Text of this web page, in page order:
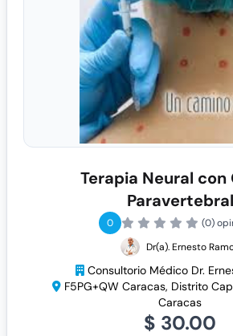
Terapia Neural con
Paravertebral
0
(0)
Dr(a). Ernesto
Consultorio Médico Dr.
F5PG+QW Caracas, Distrito
Caracas
$ 30.00